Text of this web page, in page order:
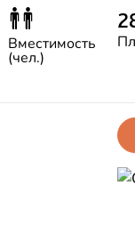
Вместимость
(чел.)